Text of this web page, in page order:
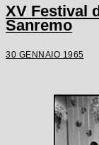
XV Festival
Sanremo
30 GENNAIO 1965